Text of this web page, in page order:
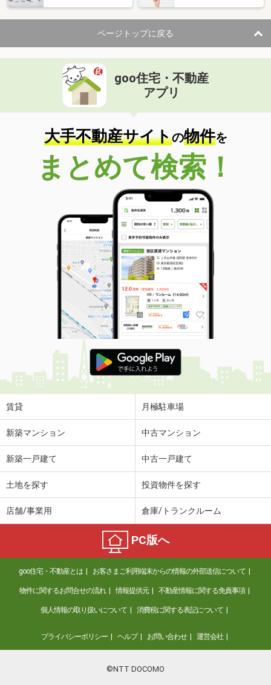
ページトップに戻る
goo住宅・不動産
アプリ
大手不動産サイトの物件を
まとめて検索！
賃貸 月極駐車場
新築マンション 中古マンション
新築一戸建て 中古一戸建て
土地を探す 投資物件を探す
店舗/事業用 倉庫/トランクルーム
PC版へ
goo住宅・不動産とは お客さまご利用端末からの情報の外部送信について
物件に関するお問合せの流れ 情報提供元 不動産情報に関する免責事項
個人情報の取り扱いについて 消費税に関する表記について
プライバシーポリシー ヘルプ お問い合わせ 運営会社
©NTT DOCOMO